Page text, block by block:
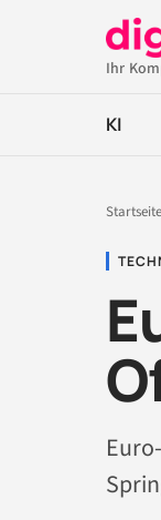
Ihr
KI
Startseite